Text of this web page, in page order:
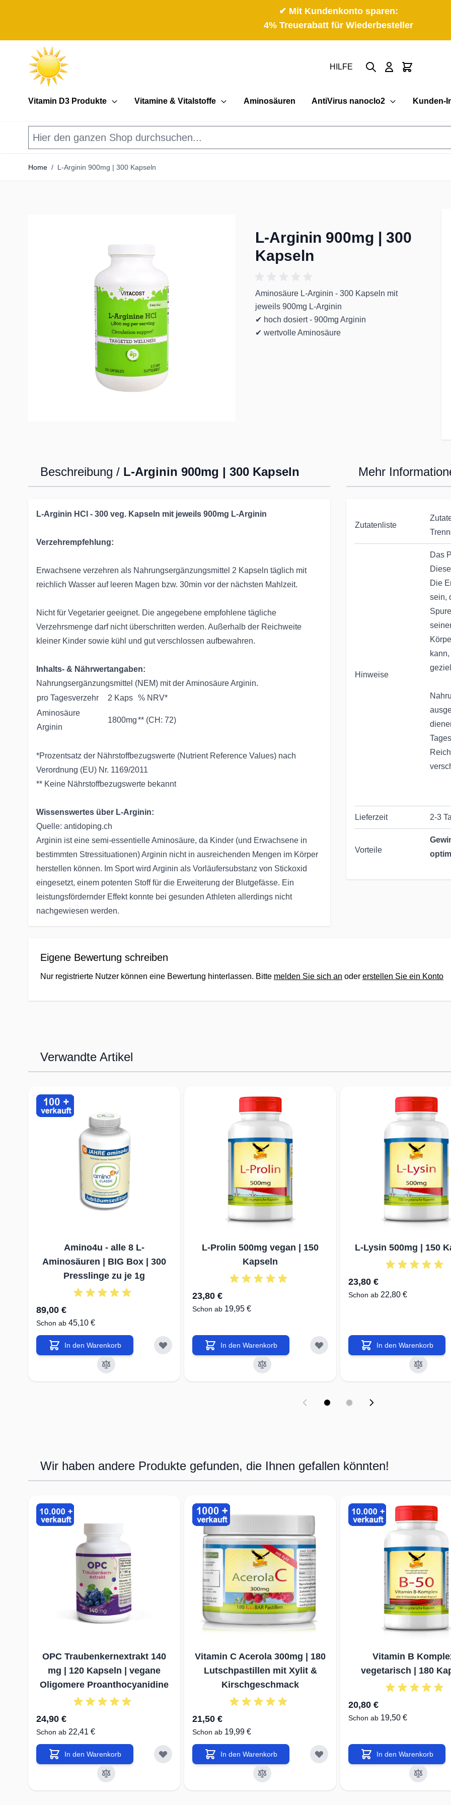
✔ Mit Kundenkonto sparen:
4% Treuerabatt für Wiederbesteller
Direkt zum Inhalt
Vitamin D3 Produkte Vitamine & Vitalstoffe Aminosäuren AntiVirus nanoclo2 Kunden-
HILFE Suche Cart
Home / L-Arginin 900mg | 300 Kapseln
L-Arginin 900mg | 300
Kapseln
Aminosäure L-Arginin - 300 Kapseln mit
jeweils 900mg L-Arginin
✔ hoch dosiert - 900mg Arginin
✔ wertvolle Aminosäure
Beschreibung / L-Arginin 900mg | 300 Kapseln
L-Arginin HCl - 300 veg. Kapseln mit jeweils 900mg L-Arginin
Verzehrempfehlung:
Erwachsene verzehren als Nahrungsergänzungsmittel 2 Kapseln täglich mit
reichlich Wasser auf leeren Magen bzw. 30min vor der nächsten Mahlzeit.
Nicht für Vegetarier geeignet. Die angegebene empfohlene tägliche
Verzehrsmenge darf nicht überschritten werden. Außerhalb der Reichweite
kleiner Kinder sowie kühl und gut verschlossen aufbewahren.
Inhalts- & Nährwertangaben:
Nahrungsergänzungsmittel (NEM) mit der Aminosäure Arginin.
pro Tagesverzehr
2 Kaps % NRV*
Aminosäure
Arginin
1800mg** (CH: 72)
*Prozentsatz der Nährstoffbezugswerte (Nutrient Reference Values) nach
Verordnung (EU) Nr. 1169/2011
** Keine Nährstoffbezugswerte bekannt
Wissenswertes über L-Arginin:
Quelle: antidoping.ch
Arginin ist eine semi-essentielle Aminosäure, da Kinder (und Erwachsene in
bestimmten Stressituationen) Arginin nicht in ausreichenden Mengen im Körper
herstellen können. Im Sport wird Arginin als Vorläufersubstanz von Stickoxid
eingesetzt, einem potenten Stoff für die Erweiterung der Blutgefässe. Ein
leistungsfördernder Effekt konnte bei gesunden Athleten allerdings nicht
nachgewiesen werden.
Mehr
Zutatenliste
Hinweise
Das
Die
sein,
Lieferzeit 2-3
Vorteile
✔Für
GMP,
Wir
Xylit
Eigene Bewertung schreiben
Nur registrierte Nutzer können eine Bewertung hinterlassen. Bitte melden Sie sich an oder erstellen Sie ein Konto
Verwandte Artikel
Amino4u - alle 8 L-
Aminosäuren | BIG Box | 300
Presslinge zu je 1g
89,00 €
Schon ab 45,10 €
In den Warenkorb
L-Prolin 500mg vegan | 150
Kapseln
23,80 €
Schon ab 19,95 €
In den Warenkorb
L-Lysin 500mg | 150
23,80 €
Schon ab 22,80 €
In den Warenkorb
Wir haben andere Produkte gefunden, die Ihnen gefallen könnten!
OPC Traubenkernextrakt 140
mg | 120 Kapseln | vegane
Oligomere Proanthocyanidine
24,90 €
Schon ab 22,41 €
In den Warenkorb
Vitamin C Acerola 300mg | 180
Lutschpastillen mit Xylit &
Kirschgeschmack
21,50 €
Schon ab 19,99 €
In den Warenkorb
Vitamin B
vegetarisch | 180
20,80 €
Schon ab 19,50 €
In den Warenkorb